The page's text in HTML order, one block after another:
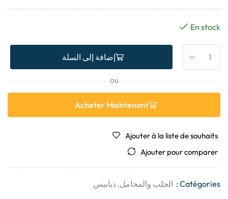
En stock
إضافة إلى السلة
OU
Acheter Maintenant
Ajouter à la liste de souhaits
Ajouter pour comparer
Catégories : الجلب والمحامل, دبابيس